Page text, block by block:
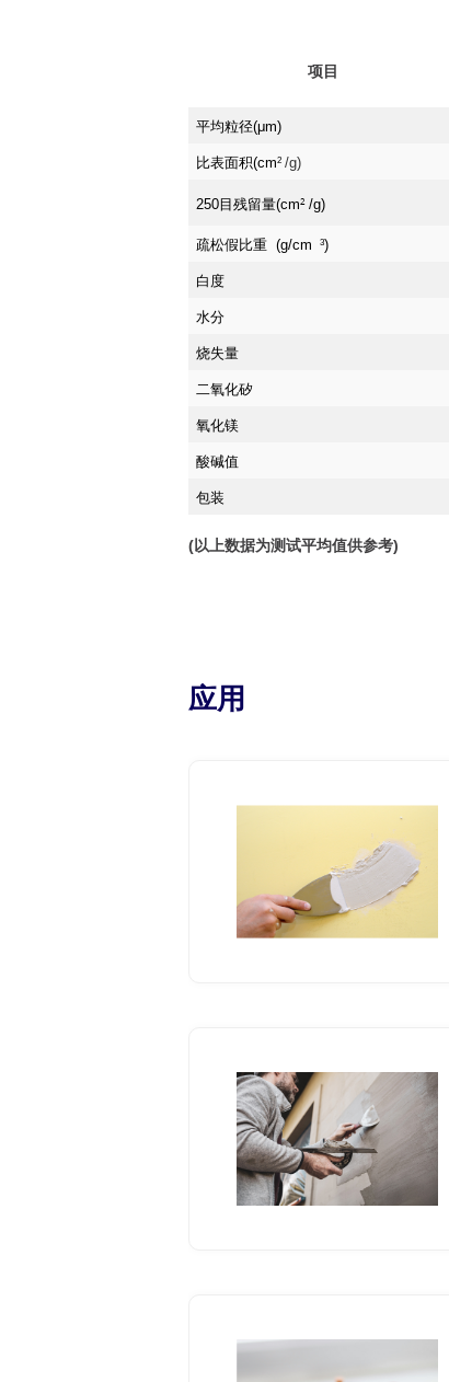
项目
平均粒径(μm)
比表面积(cm2 /g)
250目残留量(cm2 /g)
疏松假比重  (g/cm 3)
白度
水分
烧失量
二氧化矽
氧化镁
酸碱值
包装
(以上数据为测试平均值供参考)
应用